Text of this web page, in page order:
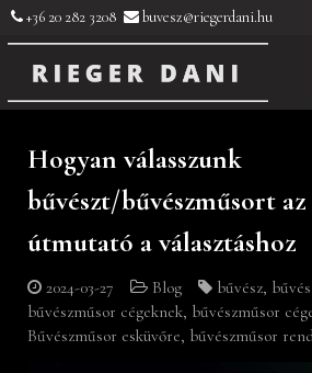
+36 20 282 3208 buvesz@riegerdani.hu
Hogyan válasszunk
bűvészt/bűvészműsort az
útmutató a választáshoz
2024-03-27 Blog bűvész,
bűvészműsor cégeknek, bűvészműsor
Bűvészműsor esküvőre, bűvészműsor